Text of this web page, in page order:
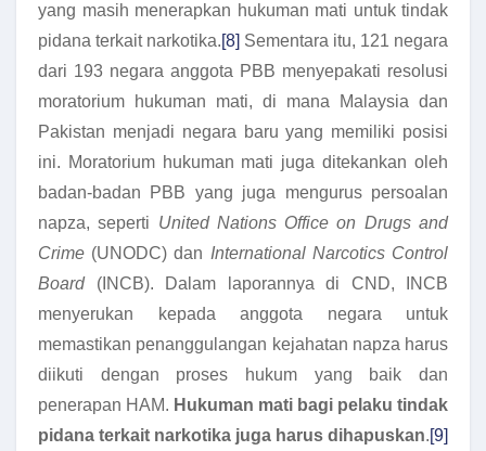
yang masih menerapkan hukuman mati untuk tindak
pidana terkait narkotika.[8] Sementara itu, 121 negara
dari 193 negara anggota PBB menyepakati resolusi
moratorium hukuman mati, di mana Malaysia dan
Pakistan menjadi negara baru yang memiliki posisi
ini. Moratorium hukuman mati juga ditekankan oleh
badan-badan PBB yang juga mengurus persoalan
napza, seperti United Nations Office on Drugs and
Crime (UNODC) dan International Narcotics Control
Board (INCB). Dalam laporannya di CND, INCB
menyerukan kepada anggota negara untuk
memastikan penanggulangan kejahatan napza harus
diikuti dengan proses hukum yang baik dan
penerapan HAM. Hukuman mati bagi pelaku tindak
pidana terkait narkotika juga harus dihapuskan.[9]